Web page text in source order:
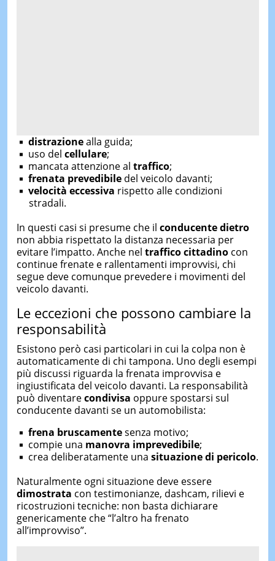
distrazionealla guida;
uso del cellulare;
mancata attenzione al traffico;
frenata prevedibiledel veicolo davanti;
velocità eccessiva rispetto alle condizioni
stradali.
In questi casi si presume che il conducente dietro
non abbia rispettato la distanza necessaria per
evitare l’impatto. Anche nel traffico cittadinocon
continue frenate e rallentamenti improvvisi, chi
segue deve comunque prevedere i movimenti del
veicolo davanti.
Le eccezioni che possono cambiare la
responsabilità
Esistono però casi particolari in cui la colpa non è
automaticamente di chi tampona. Uno degli esempi
più discussi riguarda la frenata improvvisa e
ingiustificata del veicolo davanti. La responsabilità
può diventarecondivisa oppure spostarsi sul
conducente davanti se un automobilista:
frena bruscamentesenza motivo;
compie una manovra imprevedibile;
crea deliberatamente una situazione di pericolo.
Naturalmente ogni situazione deve essere
dimostrata con testimonianze, dashcam, rilievi e
ricostruzioni tecniche: non basta dichiarare
genericamente che “l’altro ha frenato
all’improvviso”.